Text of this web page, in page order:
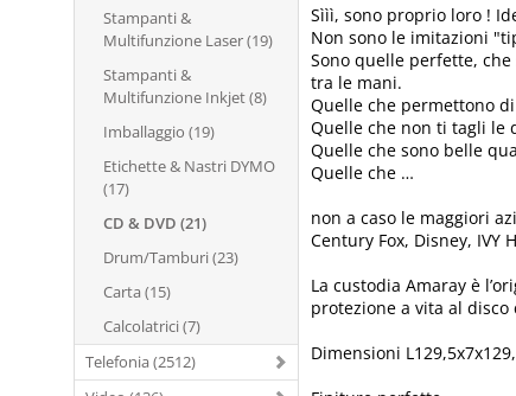
Stampanti &
Multifunzione Laser (19)
Stampanti &
Multifunzione Inkjet (8)
Imballaggio (19)
Etichette & Nastri DYMO
(17)
CD & DVD (21)
Drum/Tamburi (23)
Carta (15)
Calcolatrici (7)
Telefonia (2512)
Sììì, sono proprio loro !
Non sono le imitazioni
Sono quelle perfette,
tra le mani.
Quelle che permettono
Quelle che non ti tagli le
Quelle che sono belle
Quelle che …
non a caso le maggiori
Century Fox, Disney,
La custodia Amaray è
protezione a vita al disco
Dimensioni